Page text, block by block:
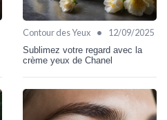
Contour des Yeux • 12/09/2025
Sublimez votre regard avec la
crème yeux de Chanel